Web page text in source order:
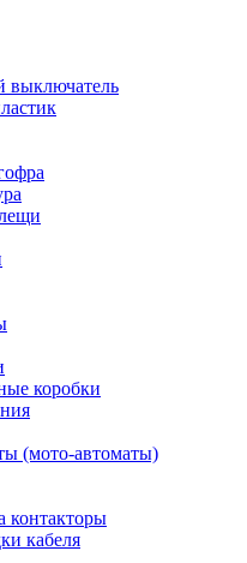
выключатель
коробки
(мото-автоматы)
контакторы
кабеля